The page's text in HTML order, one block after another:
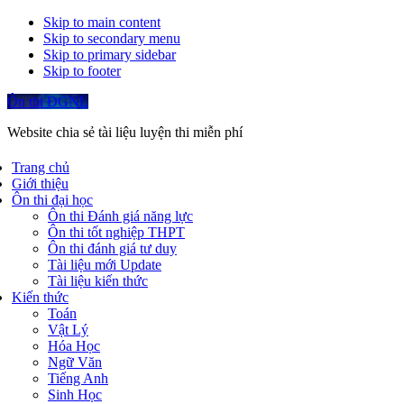
Skip to main content
Skip to secondary menu
Skip to primary sidebar
Skip to footer
Ôn thi ĐGNL
Website chia sẻ tài liệu luyện thi miễn phí
Trang chủ
Giới thiệu
Ôn thi đại học
Ôn thi Đánh giá năng lực
Ôn thi tốt nghiệp THPT
Ôn thi đánh giá tư duy
Tài liệu mới Update
Tài liệu kiến thức
Kiến thức
Toán
Vật Lý
Hóa Học
Ngữ Văn
Tiếng Anh
Sinh Học